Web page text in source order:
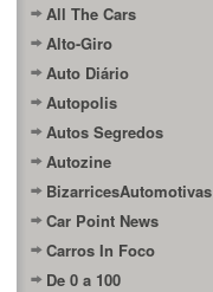
All The Cars
Alto-Giro
Auto Diário
Autopolis
Autos Segredos
Autozine
BizarricesAutomotivas
Car Point News
Carros In Foco
De 0 a 100